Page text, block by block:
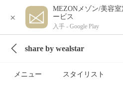
×
MEZONメゾン/美容
ービス
入手 - Google Play
share by wealstar
メニュー スタイリスト